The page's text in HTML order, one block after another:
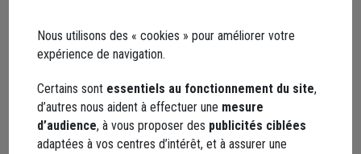
La prescription détaillée.
Les plans annotés.
La technique de mise en œuvre des armatures sur
chantier.
Nous utilisons des « cookies » pour améliorer votre
expérience de navigation.
Certains sont essentiels au fonctionnement du site,
d’autres nous aident à effectuer une mesure
d’audience, à vous proposer des publicités ciblées
adaptées à vos centres d’intérêt, et à assurer une